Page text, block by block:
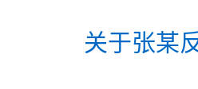
关于张某